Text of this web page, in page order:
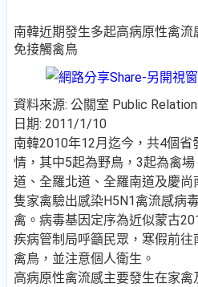
南韓近期發生多起高病原性禽
免接觸禽鳥
資料來源: 公關室 Public
日期: 2011/1/10
南韓2010年12月迄今，共4個
情，其中5起為野鳥，3起為禽
道、全羅北道、全羅南道及慶
隻家禽驗出感染H5N1禽流感病
禽。病毒基因定序為近似蒙古
疾病管制局呼籲民眾，寒假前
禽鳥，並注意個人衛生。
高病原性禽流感主要發生在家